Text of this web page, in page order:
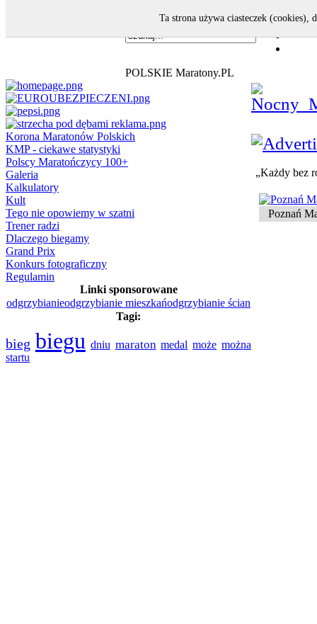
POLSKIE Maratony.PL
Korona Maratonów Polskich
KMP - ciekawe statystyki
Polscy Maratończycy 100+
Galeria
Kalkulatory
Kult
Tego nie opowiemy w szatni
Trener radzi
Dlaczego biegamy
Grand Prix
Konkurs fotograficzny
Regulamin
Linki sponsorowane
odgrzybianieodgrzybianie mieszkańodgrzybianie ścian
Tagi:
bieg biegu dniu maraton medal może można
startu
„Każdy bez
Poznań
Ta strona używa ciasteczek (cookies),